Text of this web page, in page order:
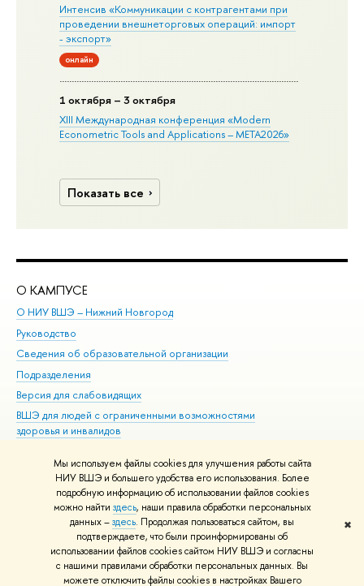
Мы используем файлы cookies для улучшения работы сайта
НИУ ВШЭ и большего удобства его использования. Более
подробную информацию об использовании файлов cookies
можно найти здесь, наши правила обработки персональных
данных –здесь. Продолжая пользоваться сайтом, вы
подтверждаете, что были проинформированы об
использовании файлов cookies сайтом НИУ ВШЭ и согласны
с нашими правилами обработки персональных данных. Вы
можете отключить файлы cookies в настройках Вашего
✖
Интенсив «Коммуникации с контрагентами при
проведении внешнеторговых операций: импорт
- экспорт»
онлайн
1 октября – 3 октября
XIII Международная конференция «Modern
Econometric Tools and Applications – META2026»
Показать все
О КАМПУСЕ
О НИУ ВШЭ – Нижний Новгород
Руководство
Сведения об образовательной организации
Подразделения
Версия для слабовидящих
ВШЭ для людей с ограниченными возможностями
здоровья и инвалидов
© НИУ ВШЭ 1993–2026 Адреса и контакты Условия использования
материалов Политика конфиденциальности Карта сайта
Шрифты HSE Sans и HSE Slab разработаны вШколе дизайна НИУ ВШЭ